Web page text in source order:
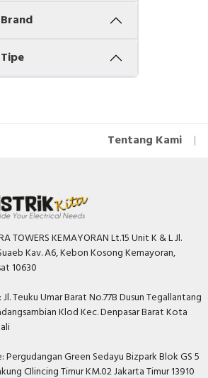
Tentang Kami
TOWERS KEMAYORAN Lt.15 Unit K & L Jl.
Kav. A6, Kebon Kosong Kemayoran,
10630
Jl. Teuku Umar Barat No.77B Dusun Tegallantang
Klod Kec. Denpasar Barat Kota
Pergudangan Green Sedayu Bizpark Blok GS 5
CIlincing Timur KM.02 Jakarta Timur 13910